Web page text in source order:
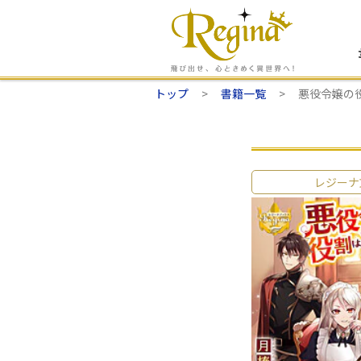
トップ 書籍一覧 悪役令嬢の
レジー